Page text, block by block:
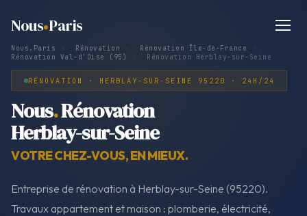
Nous Paris
Nous.Paris Rénovation Rénovation Île-de-France
Rénovation Val-d'Oise (95)
Rénovation Herblay-sur-Seine
RÉNOVATION · HERBLAY-SUR-SEINE 95220 · 24H/24
Nous.Rénovation
Herblay-sur-Seine
VOTRE CHEZ-VOUS, EN MIEUX.
Entreprise de rénovation à Herblay-sur-Seine (95220).
Travaux appartement et maison : plomberie, électricité,